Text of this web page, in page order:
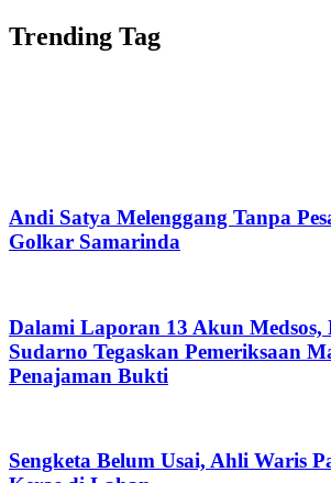
Trending Tag
Andi Satya Melenggang Tanpa
Golkar Samarinda
Dalami Laporan 13 Akun Medsos,
Sudarno Tegaskan Pemeriksaan
Penajaman Bukti
Sengketa Belum Usai, Ahli Waris